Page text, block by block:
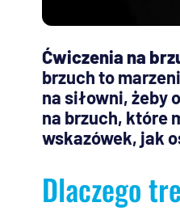
Ćwiczenia na
brzuch to
na siłowni, żeby
na brzuch, które
wskazówek, jak
Dlaczego